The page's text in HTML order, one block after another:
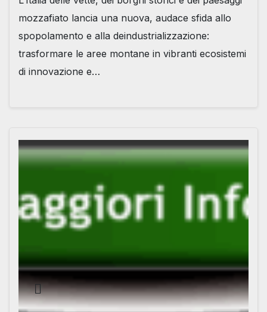
mozzafiato lancia una nuova, audace sfida allo
spopolamento e alla deindustrializzazione:
trasformare le aree montane in vibranti ecosistemi
di innovazione e…